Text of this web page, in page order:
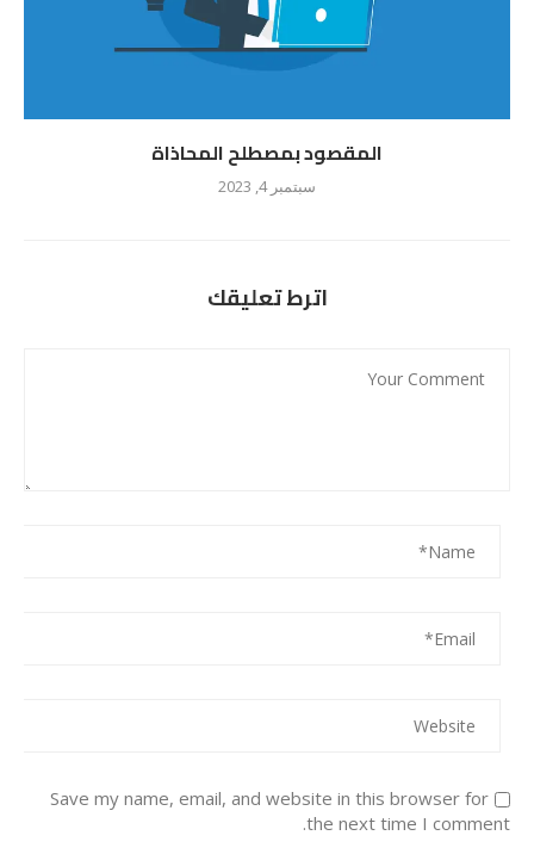
المقصود بمصطلح المحاذاة
سبتمبر 4, 2023
اترط تعليقك
Save my name, email, and website in this browser for
the next time I comment.